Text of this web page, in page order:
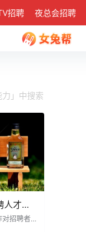
招聘 夜总会招聘
人才所
对招聘者